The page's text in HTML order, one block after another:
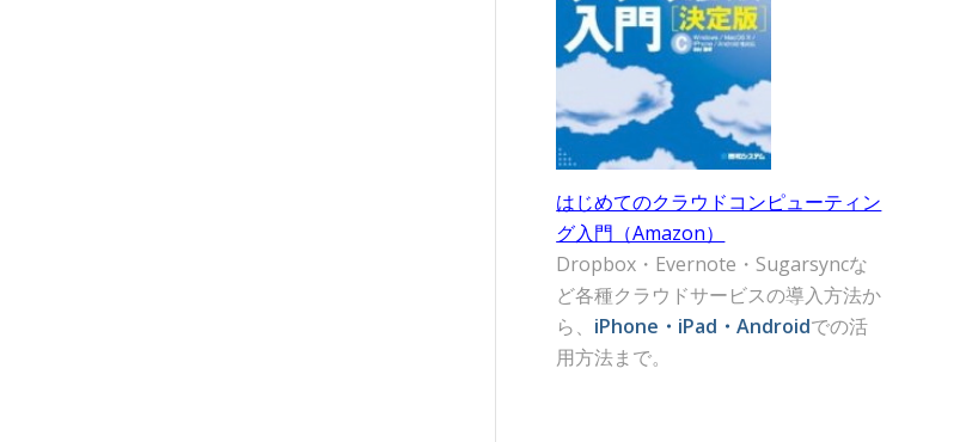
はじめてのクラウドコンピューティン
グ入門（Amazon）
Dropbox・Evernote・Sugarsyncな
ど各種クラウドサービスの導入方法か
ら、 iPhone・iPad・Androidでの活
用方法まで。